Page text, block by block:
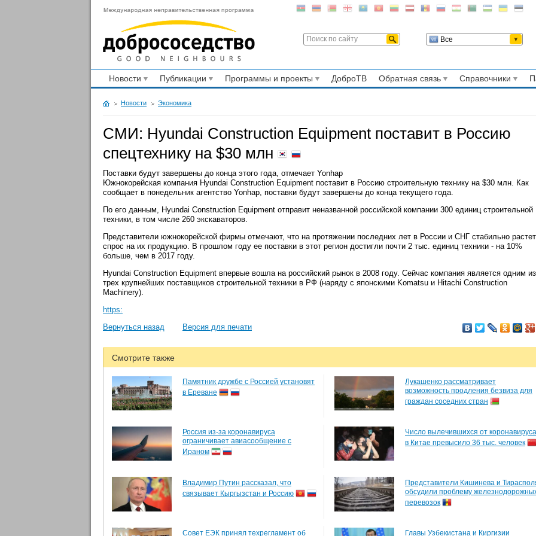
Все
Новости Публикации Программы и проекты ДоброТВ Обратная связь Справочники
Новости Экономика
СМИ: Hyundai Construction Equipment поставит в Россию
спецтехнику на $30 млн
Поставки будут завершены до конца этого года, отмечает Yonhap
Южнокорейская компания Hyundai Construction Equipment поставит в Россию строительную технику на $30 млн. Как
сообщает в понедельник агентство Yonhap, поставки будут завершены до конца текущего года.
По его данным, Hyundai Construction Equipment отправит неназванной российской компании 300 единиц строительной
техники, в том числе 260 экскаваторов.
Представители южнокорейской фирмы отмечают, что на протяжении последних лет в России и СНГ стабильно растет
спрос на их продукцию. В прошлом году ее поставки в этот регион достигли почти 2 тыс. единиц техники - на 10%
больше, чем в 2017 году.
Hyundai Construction Equipment впервые вошла на российский рынок в 2008 году. Сейчас компания является одним из
трех крупнейших поставщиков строительной техники в РФ (наряду с японскими Komatsu и Hitachi Construction
Machinery).
https:
Вернуться назад
Версия для печати
Смотрите также
Памятник дружбе с Россией установят
в Ереване
Лукашенко рассматривает
возможность продления безвиза для
граждан соседних стран
Россия из-за коронавируса
ограничивает авиасообщение с
Ираном
Число вылечившихся от коронавируса
в Китае превысило 36 тыс. человек
Владимир Путин рассказал, что
связывает Кыргызстан и Россию
Представители Кишинева и
обсудили проблему
перевозок
Совет ЕЭК принял техрегламент об Главы Узбекистана и Киргизии